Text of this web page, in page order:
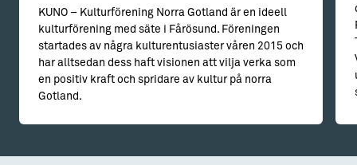
KUNO – Kulturförening Norra Gotland är en ideell
kulturförening med säte i Fårösund. Föreningen
startades av några kulturentusiaster våren 2015 och
har alltsedan dess haft visionen att vilja verka som
en positiv kraft och spridare av kultur på norra
Gotland.